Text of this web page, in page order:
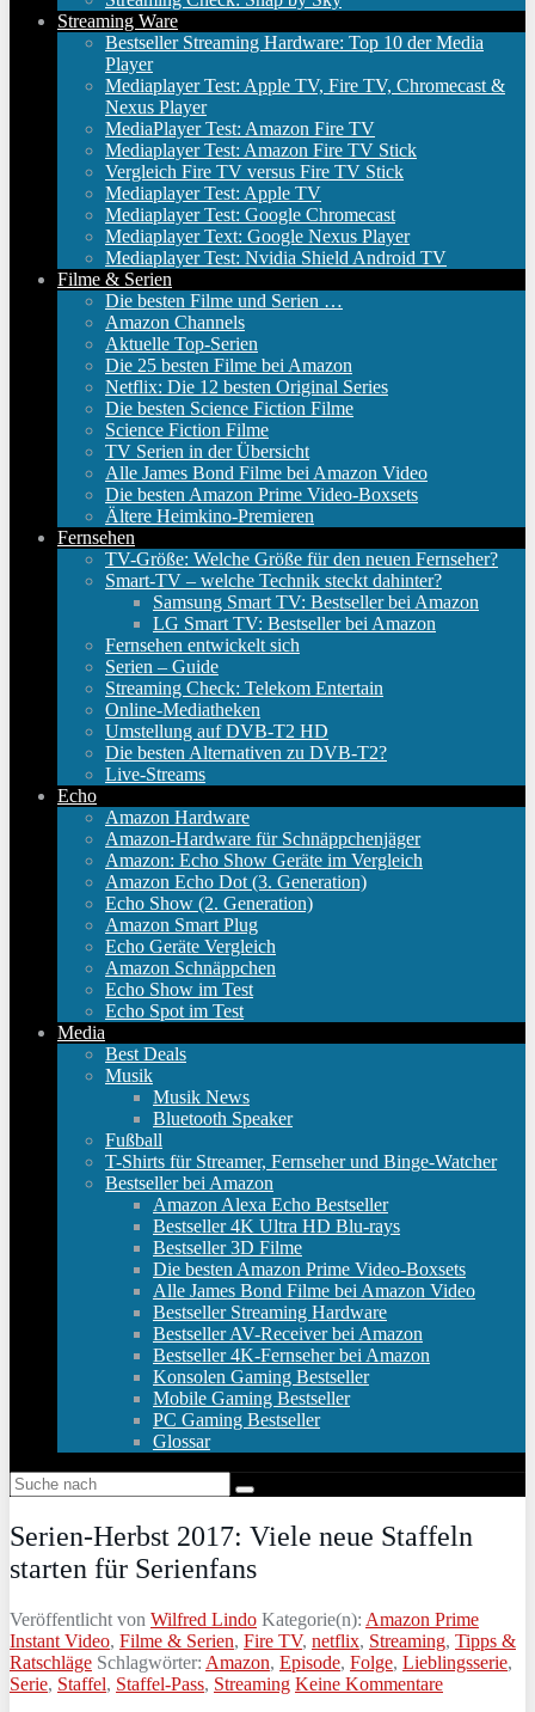
Streaming Ware
Bestseller Streaming Hardware: Top 10 der Media
Player
Mediaplayer Test: Apple TV, Fire TV, Chromecast &
Nexus Player
MediaPlayer Test: Amazon Fire TV
Mediaplayer Test: Amazon Fire TV Stick
Vergleich Fire TV versus Fire TV Stick
Mediaplayer Test: Apple TV
Mediaplayer Test: Google Chromecast
Mediaplayer Text: Google Nexus Player
Mediaplayer Test: Nvidia Shield Android TV
Filme & Serien
Die besten Filme und Serien …
Amazon Channels
Aktuelle Top-Serien
Die 25 besten Filme bei Amazon
Netflix: Die 12 besten Original Series
Die besten Science Fiction Filme
Science Fiction Filme
TV Serien in der Übersicht
Alle James Bond Filme bei Amazon Video
Die besten Amazon Prime Video-Boxsets
Ältere Heimkino-Premieren
Fernsehen
TV-Größe: Welche Größe für den neuen Fernseher?
Smart-TV – welche Technik steckt dahinter?
Samsung Smart TV: Bestseller bei Amazon
LG Smart TV: Bestseller bei Amazon
Fernsehen entwickelt sich
Serien – Guide
Streaming Check: Telekom Entertain
Online-Mediatheken
Umstellung auf DVB-T2 HD
Die besten Alternativen zu DVB-T2?
Live-Streams
Echo
Amazon Hardware
Amazon-Hardware für Schnäppchenjäger
Amazon: Echo Show Geräte im Vergleich
Amazon Echo Dot (3. Generation)
Echo Show (2. Generation)
Amazon Smart Plug
Echo Geräte Vergleich
Amazon Schnäppchen
Echo Show im Test
Echo Spot im Test
Media
Best Deals
Musik
Musik News
Bluetooth Speaker
Fußball
T-Shirts für Streamer, Fernseher und Binge-Watcher
Bestseller bei Amazon
Amazon Alexa Echo Bestseller
Bestseller 4K Ultra HD Blu-rays
Bestseller 3D Filme
Die besten Amazon Prime Video-Boxsets
Alle James Bond Filme bei Amazon Video
Bestseller Streaming Hardware
Bestseller AV-Receiver bei Amazon
Bestseller 4K-Fernseher bei Amazon
Konsolen Gaming Bestseller
Mobile Gaming Bestseller
PC Gaming Bestseller
Glossar
Serien-Herbst 2017: Viele neue Staffeln
starten für Serienfans
Veröffentlicht von Wilfred Lindo Kategorie(n): Amazon Prime
Instant Video, Filme & Serien, Fire TV, netflix, Streaming, Tipps &
Ratschläge Schlagwörter: Amazon, Episode, Folge, Lieblingsserie,
Serie, Staffel, Staffel-Pass, Streaming Keine Kommentare